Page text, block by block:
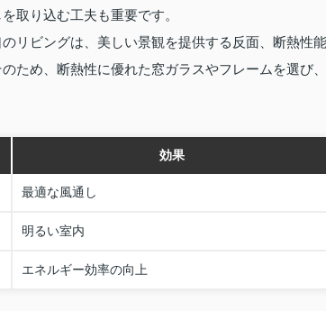
取り込む工夫も重要です。
リビングは、美しい景観を提供する反面、断熱性能
ため、断熱性に優れた窓ガラスやフレームを選び、
効果
最適な風通し
明るい室内
エネルギー効率の向上